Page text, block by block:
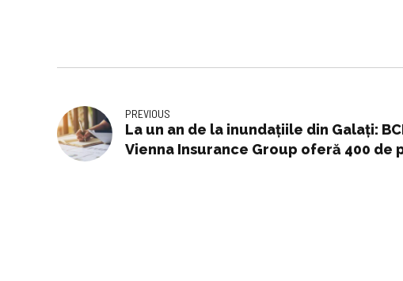
PREVIOUS
La un an de la inundațiile din Galați:
Vienna Insurance Group oferă 400 de